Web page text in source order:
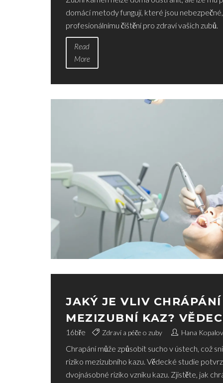
domácí metody fungují, které jsou
profesionálnímu čištění pro zdraví vašich zubů.
Read
More
JAKÝ JE VLIV
MEZIZUBNÍ KAZ?
SOUVISLOSTI
16bře Zdraví a péče o zuby Hana
Chrapání může způsobit sucho v ústech, což
riziko mezizubního kazu. Vědecké studie
dvojnásobné riziko vzniku kazu. Zjistěte, jak